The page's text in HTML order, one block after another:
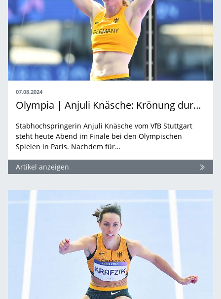
07.08.2024
Olympia | Anjuli Knäsche: Krönung durch König
Stabhochspringerin Anjuli Knäsche vom VfB Stuttgart
steht heute Abend im Finale bei den Olympischen
Spielen in Paris. Nachdem für…
Artikel anzeigen